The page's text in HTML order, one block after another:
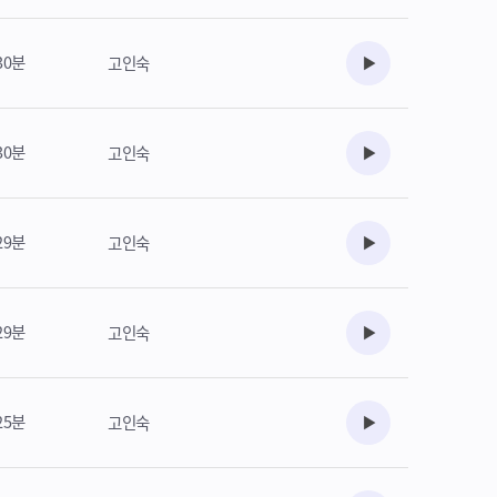
분 고인숙 수강준비
분 고인숙 수강준비
분 고인숙 수강준비
분 고인숙 수강준비
분 고인숙 수강준비